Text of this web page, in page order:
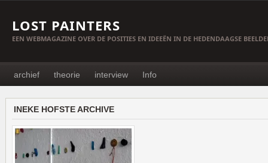
LOST PAINTERS
EEN WEBMAGAZINE OVER DE POSITIES EN IDEEËN IN DE HEDENDAAGSE
archief theorie interview Info
INEKE HOFSTE ARCHIVE